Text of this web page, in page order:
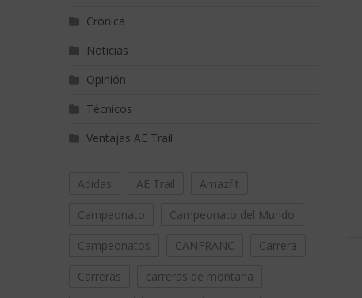
Crónica
Noticias
Opinión
Técnicos
Ventajas AE Trail
Adidas AE Trail Amazfit
Campeonato Campeonato del Mundo
Campeonatos CANFRANC Carrera
Carreras carreras de montaña